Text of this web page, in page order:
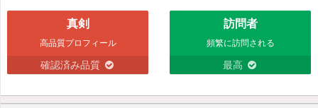
真剣
高品質プロフィール
確認済み品質
訪問者
頻繁に訪問される
最高